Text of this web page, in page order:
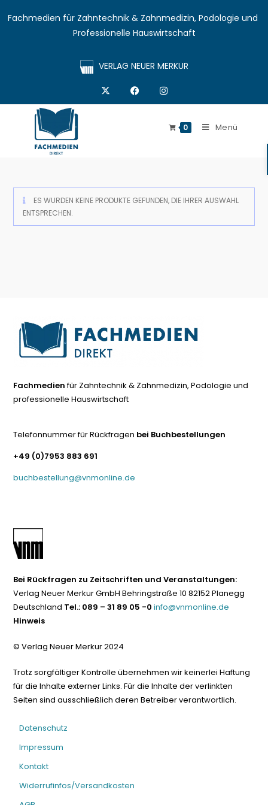
Fachmedien für Zahntechnik & Zahnmedizin, Podologie und
Professionelle Hauswirtschaft
VERLAG NEUER MERKUR
0 Menü
ES WURDEN KEINE PRODUKTE GEFUNDEN, DIE IHRER AUSWAHL
ENTSPRECHEN.
Fachmedienfür Zahntechnik & Zahnmedizin, Podologie und
professionelle Hauswirtschaft
Telefonnummer für Rückfragen bei Buchbestellungen
+49 (0)7953 883 691
buchbestellung@vnmonline.de
Bei Rückfragen zu Zeitschriften und Veranstaltungen:
Verlag Neuer Merkur GmbH Behringstraße 10 82152 Planegg
Deutschland Tel.: 089 – 31 89 05 -0 info@vnmonline.de
Hinweis
© Verlag Neuer Merkur 2024
Trotz sorgfältiger Kontrolle übernehmen wir keinerlei Haftung
für die Inhalte externer Links. Für die Inhalte der verlinkten
Seiten sind ausschließlich deren Betreiber verantwortlich.
Datenschutz
Impressum
Kontakt
Widerrufinfos/Versandkosten